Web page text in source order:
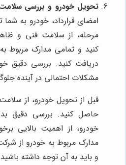
تحویل خودرو و بررسی
امضای قرارداد، خودرو به
مرحله، از سلامت فنی و
کنید و تمامی مدارک مربوط
دریافت کنید. بررسی دقیق
مشکلات احتمالی در آینده
قبل از تحویل خودرو، از
حاصل کنید. بررسی دقیق
خودرو، از اهمیت بالایی
مدارک مربوط به خودرو از
و باید به آن توجه داشته